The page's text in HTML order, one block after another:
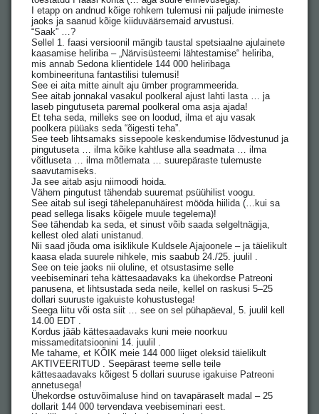
I etapp on andnud kõige rohkem tulemusi nii paljude inimeste
jaoks ja saanud kõige kiiduväärsemaid arvustusi.
“Saak” …?
Sellel 1. faasi versioonil mängib taustal spetsiaalne ajulainete
kaasamise heliriba – „Närvisüsteemi lähtestamise“ heliriba,
mis annab Sedona klientidele 144 000 heliribaga
kombineerituna fantastilisi tulemusi!
See ei aita mitte ainult aju ümber programmeerida.
See aitab jonnakal vasakul poolkeral ajust lahti lasta … ja
laseb pingutuseta paremal poolkeral oma asja ajada!
Et teha seda, milleks see on loodud, ilma et aju vasak
poolkera püüaks seda “õigesti teha”.
See teeb lihtsamaks sissepoole keskendumise lõdvestunud ja
pingutuseta … ilma kõike kahtluse alla seadmata … ilma
võitluseta … ilma mõtlemata … suurepäraste tulemuste
saavutamiseks.
Ja see aitab asju niimoodi hoida.
Vähem pingutust tähendab suuremat psüühilist voogu.
See aitab sul isegi tähelepanuhäirest mööda hiilida (…kui sa
pead sellega lisaks kõigele muule tegelema)!
See tähendab ka seda, et sinust võib saada selgeltnägija,
kellest oled alati unistanud.
Nii saad jõuda oma isiklikule Kuldsele Ajajoonele – ja täielikult
kaasa elada suurele nihkele, mis saabub 24./25. juulil .
See on teie jaoks nii oluline, et otsustasime selle
veebiseminari teha kättesaadavaks ka ühekordse Patreoni
panusena, et lihtsustada seda neile, kellel on raskusi 5–25
dollari suuruste igakuiste kohustustega!
Seega liitu või osta siit … see on sel pühapäeval, 5. juulil kell
14.00 EDT .
Kordus jääb kättesaadavaks kuni meie noorkuu
missameditatsioonini 14. juulil .
Me tahame, et KÕIK meie 144 000 liiget oleksid täielikult
AKTIVEERITUD . Seepärast teeme selle teile
kättesaadavaks kõigest 5 dollari suuruse igakuise Patreoni
annetusega!
Ühekordse ostuvõimaluse hind on tavapäraselt madal – 25
dollarit 144 000 tervendava veebiseminari eest.